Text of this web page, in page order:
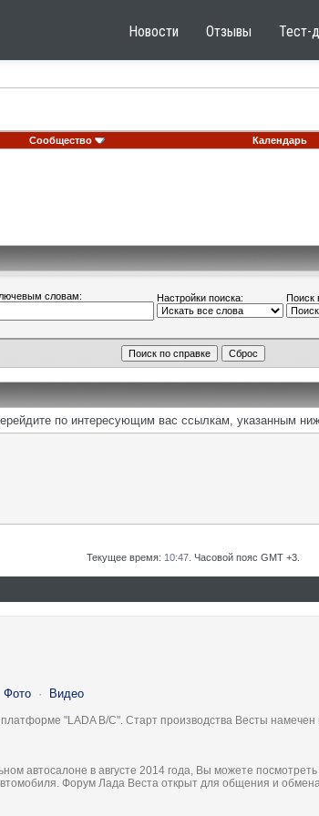
Новости Отзывы Тест-
Сообщество Календарь
словам: Настройки поиска: Поиск
по интересующим вас ссылкам, указанным
Текущее время: 10:47 . Часовой пояс GMT +3.
Фото · Видео
"LADA B/C". Старт производства Весты намечен
автосалоне в августе 2014 года, Вы можете
Форум Лада Веста открыт для общения и